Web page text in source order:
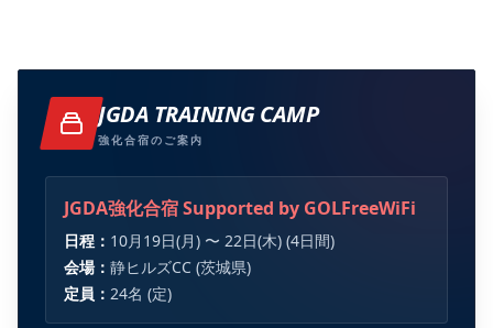
JGDA TRAINING CAMP
強化合宿のご案内
JGDA強化合宿 Supported by GOLFreeWiFi
日程： 10月19日(月) 〜 22日(木) (4日間)
会場： 静ヒルズCC (茨城県)
定員： 24名 (定)